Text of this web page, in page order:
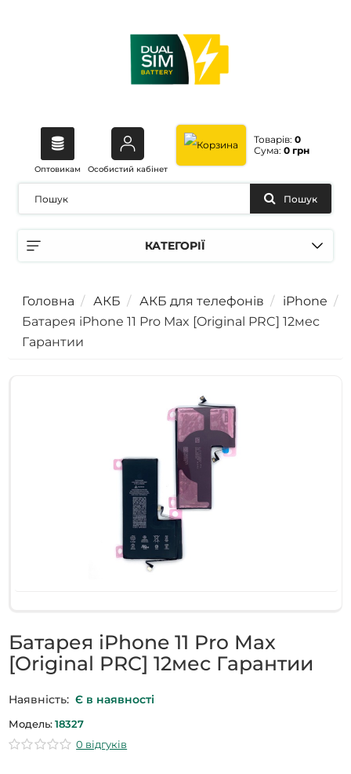
Оптовикам Особистий кабінет
Товарів: 0
Сума: 0 грн
КАТЕГОРІЇ
Пошук
Головна АКБ АКБ для телефонів
iPhone
Батарея iPhone 11 Pro Max [Original PRC] 12мес
Гарантии
Батарея iPhone 11 Pro Max
[Original PRC] 12мес Гарантии
Наявність: Є в наявності
Модель: 18327
0 відгуків